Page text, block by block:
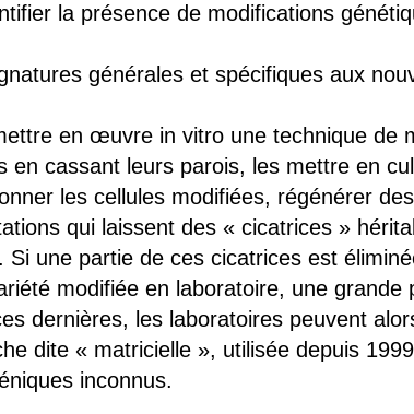
la présence de modifications
générales et spécifiques aux
en œuvre in vitro une technique de
en cassant leurs parois, les mettre en
les cellules modifiées, régénérer
qui laissent des « cicatrices »
Si une partie de ces cicatrices est
modifiée en laboratoire, une
dernières, les laboratoires peuvent
dite « matricielle », utilisée depuis
inconnus.